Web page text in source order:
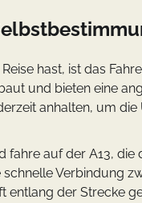
hast, ist das
und bieten eine
anhalten, um
fahre auf der A13,
Verbindung
der Strecke